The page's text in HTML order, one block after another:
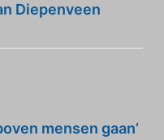
Diepenveen
mensen gaan’